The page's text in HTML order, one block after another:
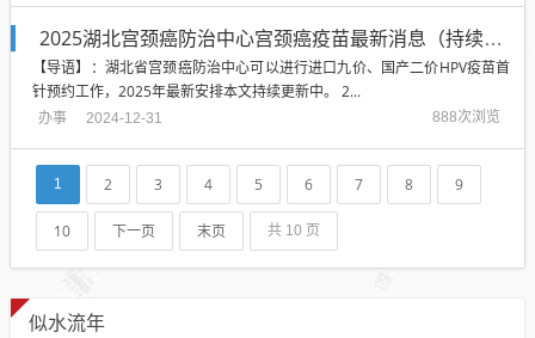
2025湖北宫颈癌防治中心宫颈癌疫苗最新消息（持续更新）
【导语】：湖北省宫颈癌防治中心可以进行进口九价、国产二价HPV疫苗首
针预约工作，2025年最新安排本文持续更新中。 2...
办事
2024-12-31 888次浏览
1 2 3 4 5 6 7 8 9
10 下一页 末页 共 10 页
似水流年